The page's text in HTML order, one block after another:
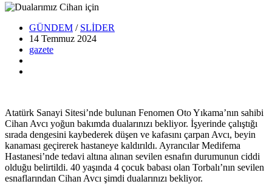
GÜNDEM / SLİDER
14 Temmuz 2024
gazete
Atatürk Sanayi Sitesi’nde bulunan Fenomen Oto Yıkama’nın sahibi
Cihan Avcı yoğun bakımda dualarınızı bekliyor. İşyerinde çalıştığı
sırada dengesini kaybederek düşen ve kafasını çarpan Avcı, beyin
kanaması geçirerek hastaneye kaldırıldı. Ayrancılar Medifema
Hastanesi’nde tedavi altına alınan sevilen esnafın durumunun ciddi
olduğu belirtildi. 40 yaşında 4 çocuk babası olan Torbalı’nın sevilen
esnaflarından Cihan Avcı şimdi dualarınızı bekliyor.